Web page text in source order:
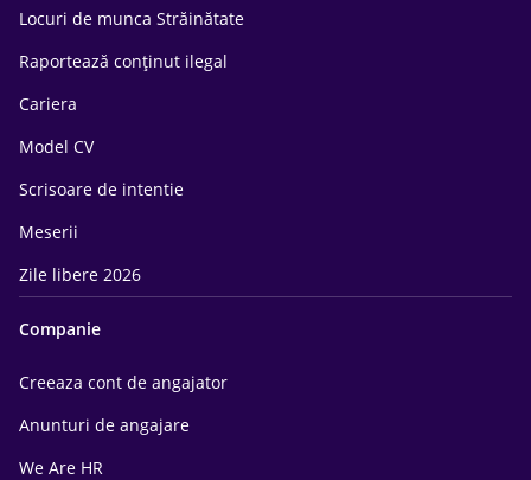
Locuri de munca Străinătate
Raportează conținut ilegal
Cariera
Model CV
Scrisoare de intentie
Meserii
Zile libere 2026
Companie
Creeaza cont de angajator
Anunturi de angajare
We Are HR